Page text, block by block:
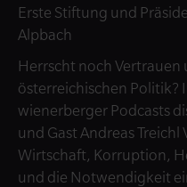
Erste Stiftung und
Alpbach
Herrscht noch Vertrauen
österreichischen Politik?
wienerberger Podcasts
und Gast Andreas
Wirtschaft, Korruption,
und die Notwendigkeit